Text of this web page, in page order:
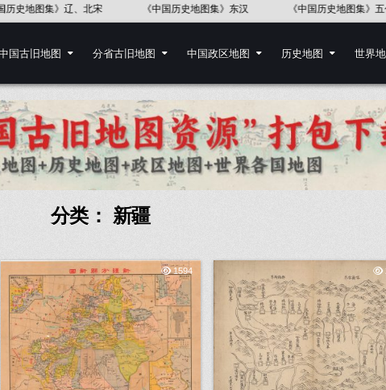
》辽、北宋 《中国历史地图集》东汉 《中国历史地图集》五代十国
国古旧地图 分省古旧地图 中国政区地图 历史地图 世界
分类： 新疆
1594